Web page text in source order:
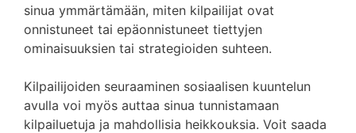
sinua ymmärtämään, miten kilpailijat ovat
onnistuneet tai epäonnistuneet tiettyjen
ominaisuuksien tai strategioiden suhteen.
Kilpailijoiden seuraaminen sosiaalisen kuuntelun
avulla voi myös auttaa sinua tunnistamaan
kilpailuetuja ja mahdollisia heikkouksia. Voit saada